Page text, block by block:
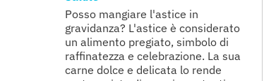
Posso mangiare l'astice in
gravidanza? L'astice è considerato
un alimento pregiato, simbolo di
raffinatezza e celebrazione. La sua
carne dolce e delicata lo rende